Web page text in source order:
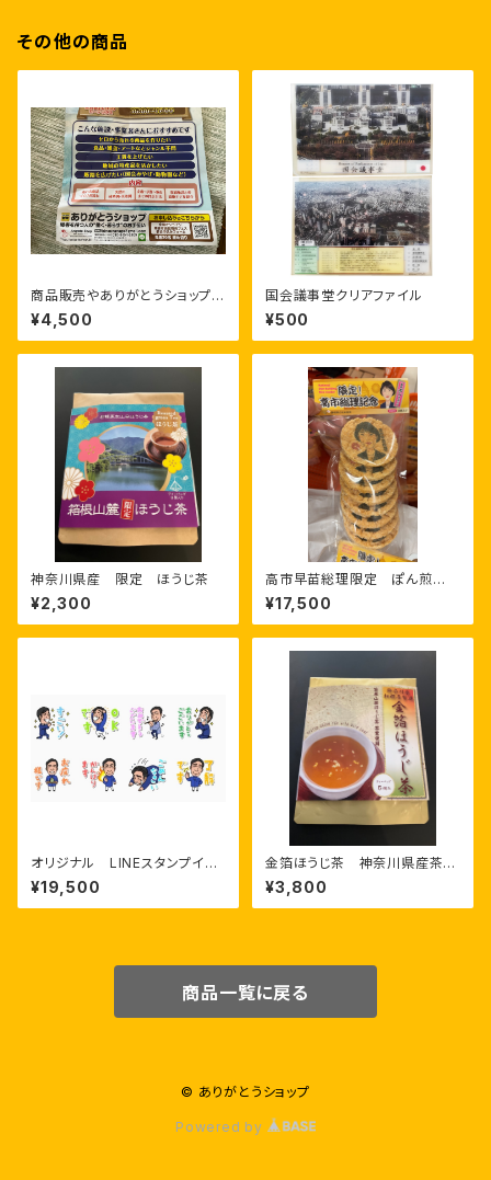
その他の商品
商品販売やありがとうショップに
ついてオンライン勉強したい方
¥4,500
国会議事堂クリアファイル
¥500
神奈川県産 限定 ほうじ茶
¥2,300
高市早苗総理限定 ぽん煎
餅 30個セット
¥17,500
オリジナル LINEスタンプイラ
スト8個
¥19,500
金箔ほうじ茶 神奈川県産茶
葉 相模原市製造
¥3,800
商品一覧に戻る
© ありがとうショップ
Powered by